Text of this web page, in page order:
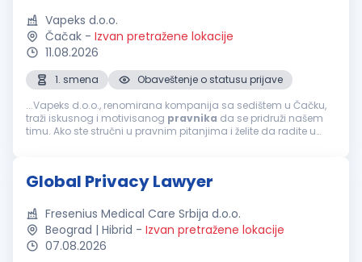
Vapeks d.o.o.
Čačak - Izvan pretražene lokacije
11.08.2026
1. smena
Obaveštenje o statusu prijave
...Vapeks d.o.o., renomirana kompanija sa sedištem u Čačku,
traži iskusnog i motivisanog pravnika da se pridruži našem
timu. Ako ste stručni u pravnim pitanjima i želite da radite u
Global Privacy Lawyer
Fresenius Medical Care Srbija d.o.o.
Beograd | Hibrid - Izvan pretražene lokacije
07.08.2026